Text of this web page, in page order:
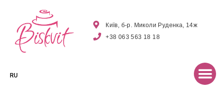
Київ, б-р. Миколи Руденка, 14ж
+38 063 563 18 18
RU